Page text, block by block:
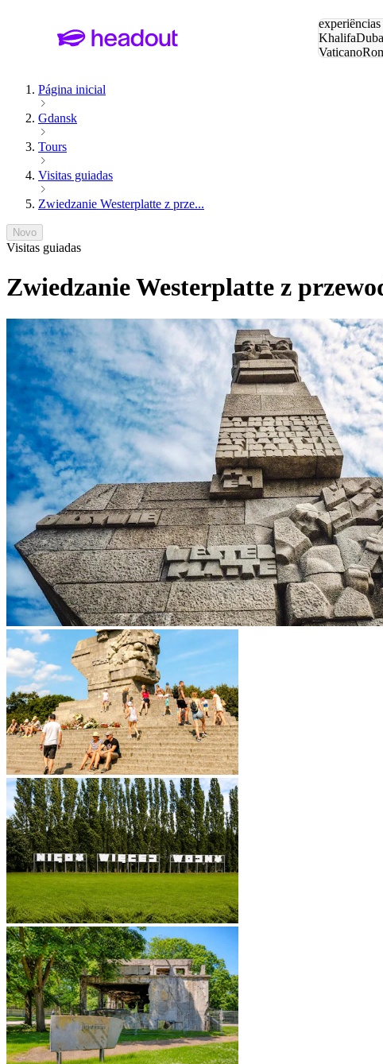
Khalifa
Vaticano
Página inicial
Gdansk
Tours
Visitas guiadas
Zwiedzanie Westerplatte z prze...
Novo
Visitas guiadas
Zwiedzanie Westerplatte z